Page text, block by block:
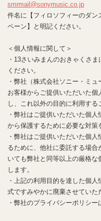
smrmail@sonymusic.co.jp
件名に【フィロソフィーのダ
ペーン】と明記ください。
＜個人情報に関して＞
・13さいみまんのおきゃくさ
ください。
・弊社（株式会社ソニー・ミ
お客様からご提供いただいた
し、これ以外の目的に利用する
・弊社はご提供いただいた個
から保護するために必要な対策
・弊社はご提供いただいた個
るために、他社に委託する場
いても弊社と同等以上の厳格
します。
・上記の利用目的を達した個
式ですみやかに廃棄させていた
・弊社のプライバシーポリシ